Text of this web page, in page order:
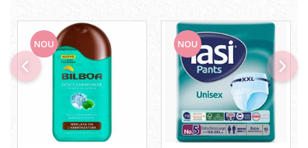
Oja si lac de unghii
Accesorii manichiura & pedichiura
Scutece adulti
Seturi cadou
NOU NOU